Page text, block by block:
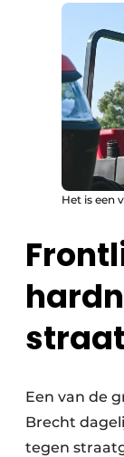
Het is een
Een van de
Brecht
tegen